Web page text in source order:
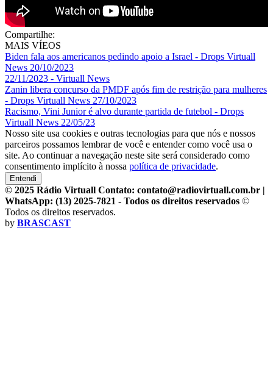
Compartilhe:
MAIS VÍEOS
Biden fala aos americanos pedindo apoio a Israel - Drops Virtuall
News 20/10/2023
22/11/2023 - Virtuall News
Zanin libera concurso da PMDF após fim de restrição para mulheres
- Drops Virtuall News 27/10/2023
Racismo, Vini Junior é alvo durante partida de futebol - Drops
Virtuall News 22/05/23
Nosso site usa cookies e outras tecnologias para que nós e nossos
parceiros possamos lembrar de você e entender como você usa o
site. Ao continuar a navegação neste site será considerado como
consentimento implícito à nossa política de privacidade.
Entendi
© 2025 Rádio Virtuall Contato: contato@radiovirtuall.com.br |
WhatsApp: (13) 2025-7821 - Todos os direitos reservados ©
Todos os direitos reservados.
by BRASCAST